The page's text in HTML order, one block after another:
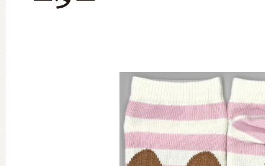
グッズインフォメーション
ミュージカル・コンサート